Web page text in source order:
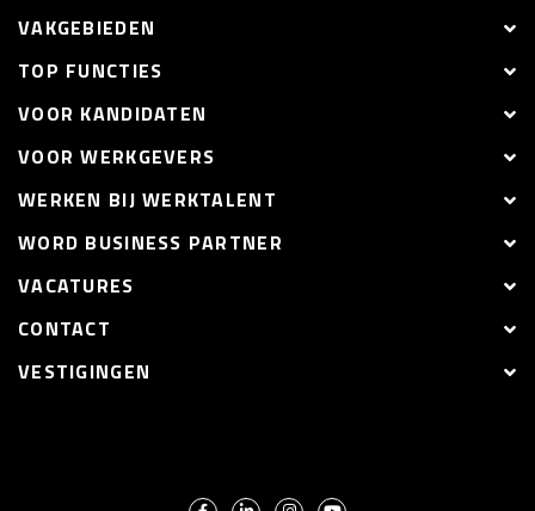
VAKGEBIEDEN
TOP FUNCTIES
VOOR KANDIDATEN
VOOR WERKGEVERS
WERKEN BIJ WERKTALENT
WORD BUSINESS PARTNER
VACATURES
CONTACT
VESTIGINGEN